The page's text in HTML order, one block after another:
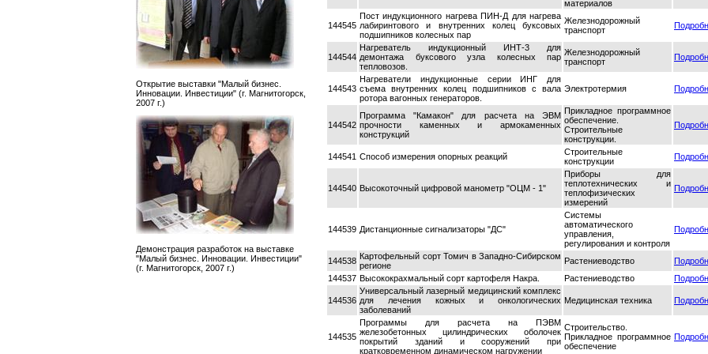
материалов
144545
Пост индукционного нагрева ПИН-Д для нагрева
лабиринтового и внутренних колец буксовых
подшипников колесных пар
Железнодорожный
транспорт
144544
Нагреватель индукционный ИНТ-3 для
демонтажа буксового узла колесных пар
тепловозов.
Железнодорожный
транспорт
144543
Нагреватели индукционные серии ИНГ для
съема внутренних колец подшипников с вала
ротора вагонных генераторов.
Электротермия
144542
Программа "Камакон" для расчета на ЭВМ
прочности каменных и армокаменных
конструкций
Прикладное программное
обеспечение.
Строительные
конструкции.
144541 Способ измерения опорных реакций
Строительные
конструкции
144540 Высокоточный цифровой манометр "ОЦМ - 1"
Приборы для
теплотехнических и
теплофизических
измерений
144539 Дистанционные сигнализаторы "ДС"
Системы
автоматического
управления,
регулирования и контроля
144538 Картофельный сорт Томич в Западно-Сибирском
регионе
Растениеводство
144537 Высококрахмальный сорт картофеля Накра. Растениеводство
144536
Универсальный лазерный медицинский комплекс
для лечения кожных и онкологических
заболеваний
Медицинская техника
144535
Программы для расчета на ПЭВМ
железобетонных цилиндрических оболочек
покрытий зданий и сооружений при
кратковременном динамическом нагружении
Строительство.
Прикладное программное
обеспечение
Открытие выставки "Малый бизнес.
Инновации. Инвестиции" (г. Магнитогорск,
2007 г.)
Демонстрация разработок на выставке
"Малый бизнес. Инновации. Инвестиции"
(г. Магнитогорск, 2007 г.)